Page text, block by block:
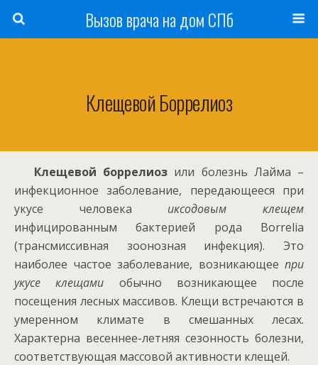
Вызов врача на дом СПб
Клещевой Боррелиоз
Клещевой боррелиоз или болезнь Лайма –
инфекционное заболевание, передающееся при
укусе человека иксодовым клещем
инфицированным бактерией рода Borrelia
(трансмиссивная зоонозная инфекция). Это
наиболее частое заболевание, возникающее при
укусе клещами обычно возникающее после
посещения лесных массивов. Клещи встречаются в
умеренном климате в смешанных лесах.
Характерна весеннее-летняя сезонность болезни,
соответствующая массовой активности клещей.